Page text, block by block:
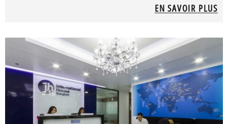
EN SAVOIR PLUS